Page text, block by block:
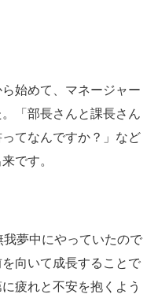
始めて、マネージャー
「部長さんと課長さん
てなんですか？」など
です。
夢中にやっていたので
向いて成長することで
疲れと不安を抱くよう